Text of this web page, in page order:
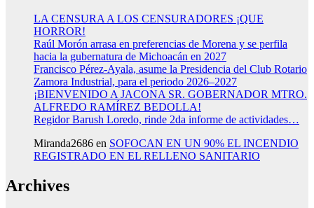
LA CENSURA A LOS CENSURADORES ¡QUE
HORROR!
Raúl Morón arrasa en preferencias de Morena y se perfila
hacia la gubernatura de Michoacán en 2027
Francisco Pérez-Ayala, asume la Presidencia del Club Rotario
Zamora Industrial, para el periodo 2026–2027
¡BIENVENIDO A JACONA SR. GOBERNADOR MTRO.
ALFREDO RAMÍREZ BEDOLLA!
Regidor Barush Loredo, rinde 2da informe de actividades…
Miranda2686 en SOFOCAN EN UN 90% EL INCENDIO
REGISTRADO EN EL RELLENO SANITARIO
Archives